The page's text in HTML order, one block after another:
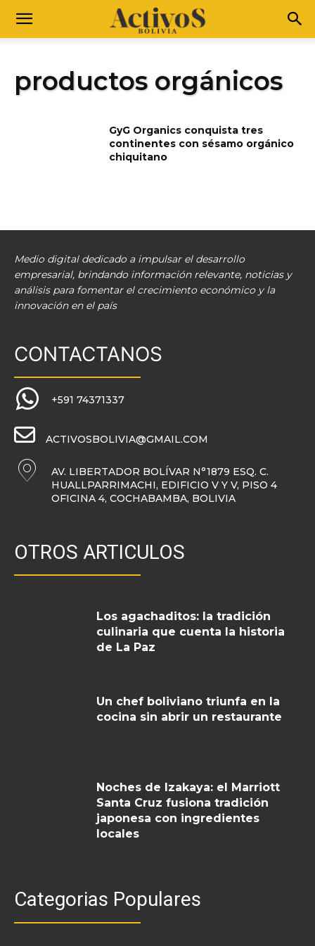
productos orgánicos
GyG Organics conquista tres
continentes con sésamo orgánico
chiquitano
Medio digital dedicado a impulsar el desarrollo
empresarial, brindando información relevante, noticias y
análisis para fomentar el crecimiento económico y la
innovación en el país
CONTACTANOS
+591 74371337
ACTIVOSBOLIVIA@GMAIL.COM
AV. LIBERTADOR BOLÍVAR N°1879 ESQ. C.
HUALLPARRIMACHI, EDIFICIO V Y V, PISO 4
OFICINA 4, COCHABAMBA, BOLIVIA
OTROS ARTICULOS
Los agachaditos: la tradición
culinaria que cuenta la historia
de La Paz
Un chef boliviano triunfa en la
cocina sin abrir un restaurante
Noches de Izakaya: el Marriott
Santa Cruz fusiona tradición
japonesa con ingredientes
locales
Categorias Populares